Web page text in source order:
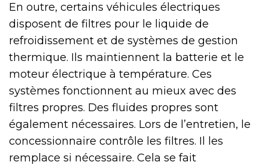
En outre, certains véhicules électriques
disposent de filtres pour le liquide de
refroidissement et de systèmes de gestion
thermique. Ils maintiennent la batterie et le
moteur électrique à température. Ces
systèmes fonctionnent au mieux avec des
filtres propres. Des fluides propres sont
également nécessaires. Lors de l’entretien, le
concessionnaire contrôle les filtres. Il les
remplace si nécessaire. Cela se fait